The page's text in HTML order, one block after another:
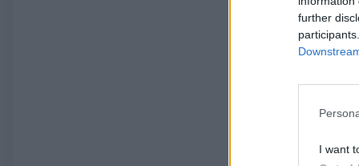
further
I want